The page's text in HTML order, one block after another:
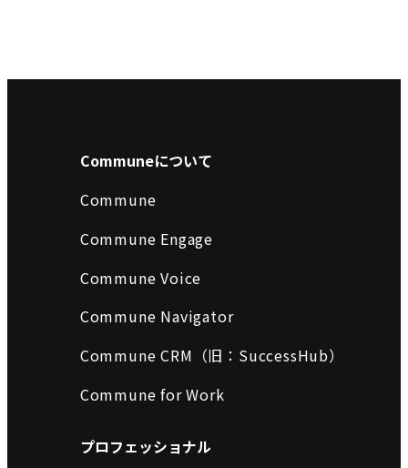
Communeについて
Commune
Commune Engage
Commune Voice
Commune Navigator
Commune CRM（旧：SuccessHub）
Commune for Work
プロフェッショナル